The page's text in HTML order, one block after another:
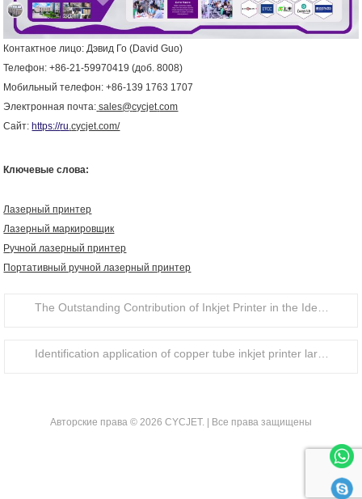
Контактное лицо: Дэвид Го (David Guo)
Телефон: +86-21-59970419 (доб. 8008)
Мобильный телефон: +86-139 1763 1707
Электронная почта: sales@cycjet.com
Сайт: https://ru.cycjet.com/
Ключевые слова:
Лазерный принтер
Лазерный маркировщик
Ручной лазерный принтер
Портативный ручной лазерный принтер
The Outstanding Contribution of Inkjet Printer in the Identification of Food Packaging Bottle Caps
Identification application of copper tube inkjet printer large character handheld inkjet printer
Авторские права © 2026 CYCJET. | Все права защищены